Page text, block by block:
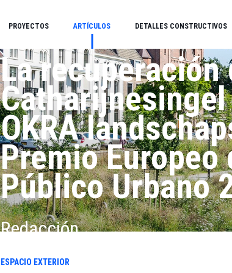
PROYECTOS ARTÍCULOS DETALLES CONSTRUCTIVOS
La recuperación
OKRA
Premio Europeo
Público Urbano
Redacción .
ESPACIO EXTERIOR